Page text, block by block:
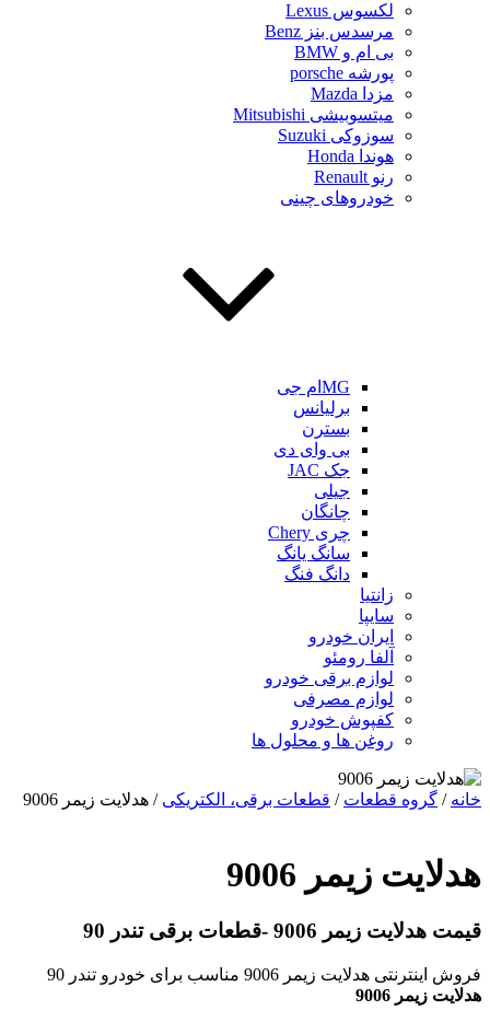
لکسوس Lexus
مرسدس بنز Benz
بی ام و BMW
پورشه porsche
مزدا Mazda
میتسوبیشی Mitsubishi
سوزوکی Suzuki
هوندا Honda
رنو Renault
خودروهای چینی
MGام جی
برلیانس
بسترن
بی وای دی
جک JAC
جیلی
چانگان
چری Chery
سانگ یانگ
دانگ فنگ
زانتیا
سایپا
ایران خودرو
آلفا رومئو
لوازم برقی خودرو
لوازم مصرفی
کفپوش خودرو
روغن ها و محلول ها
خانه / گروه قطعات / قطعات برقی، الکتریکی / هدلایت زیمر 9006
هدلایت زیمر 9006
قیمت هدلایت زیمر 9006 -قطعات برقی تندر 90
فروش اینترنتی هدلایت زیمر 9006 مناسب برای خودرو تندر 90
هدلایت زیمر 9006